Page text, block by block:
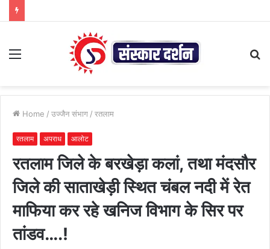
Menu
Home / उज्जैन संभाग / रतलाम
रतलाम अपराध आलोट
रतलाम जिले के बरखेड़ा कलां, तथा मंदसौर
जिले की साताखेड़ी स्थित चंबल नदी में रेत
माफिया कर रहे खनिज विभाग के सिर पर
तांडव….!